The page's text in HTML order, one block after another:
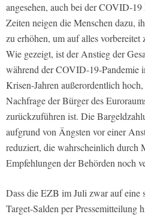
angesehen, auch bei der COVID-
Zeiten neigen die Menschen dazu,
zu erhöhen, um auf alles vorbereitet
Wie gezeigt, ist der Anstieg der
während der COVID-19-Pandemie
Krisen-Jahren außerordentlich
Nachfrage der Bürger des
zurückzuführen ist. Die
aufgrund von Ängsten vor einer
reduziert, die wahrscheinlich durch
Empfehlungen der Behörden noch
Dass die EZB im Juli zwar auf eine
Target-Salden per Pressemitteilung